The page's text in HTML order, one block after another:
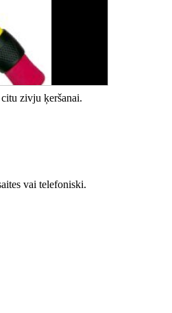
zivju ķeršanai.
vai telefoniski.